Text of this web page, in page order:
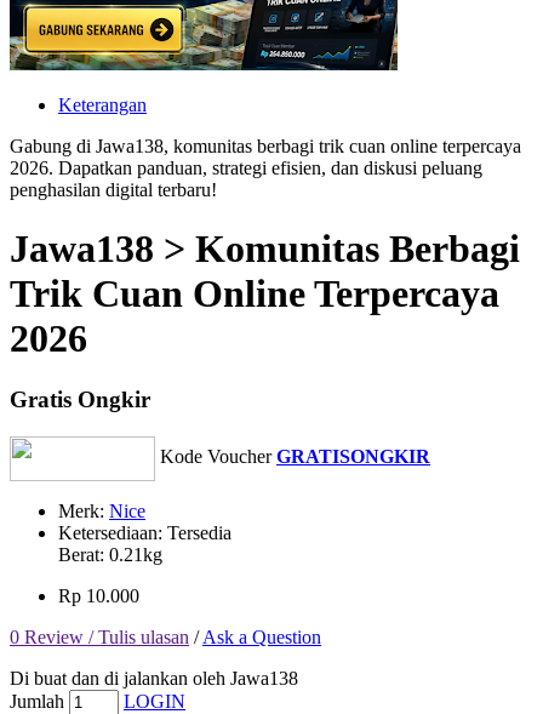
Keterangan
Gabung di Jawa138, komunitas berbagi trik cuan online terpercaya
2026. Dapatkan panduan, strategi efisien, dan diskusi peluang
penghasilan digital terbaru!
Jawa138 > Komunitas Berbagi
Trik Cuan Online Terpercaya
2026
Gratis Ongkir
Kode VoucherGRATISONGKIR
Merk: Nice
Ketersediaan: Tersedia
Berat: 0.21kg
Rp 10.000
0 Review /Tulis ulasan /Ask a Question
Di buat dan di jalankan oleh Jawa138
Jumlah
LOGIN